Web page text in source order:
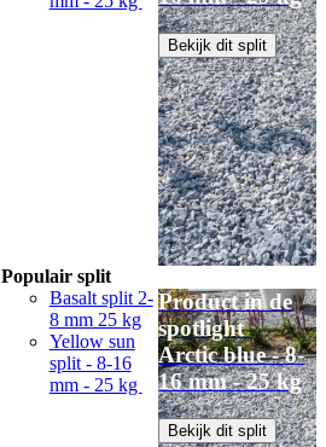
Bekijk dit split
Populair split
Basalt split 2-
8 mm 25 kg
Yellow sun
split - 8-16
mm - 25 kg
Product in de
spotlight
Arctic blue - 8-
16 mm - 25 kg
Bekijk dit split